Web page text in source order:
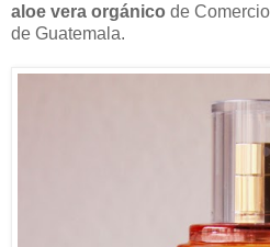
aloe vera orgánico de
de Guatemala.